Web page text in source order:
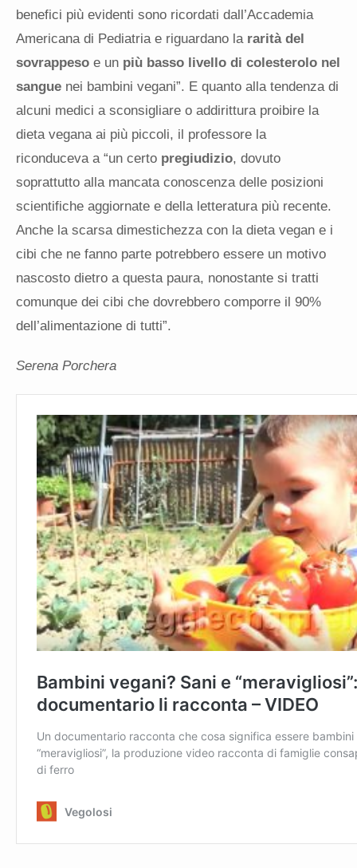
benefici più evidenti sono ricordati dall’Accademia
Americana di Pediatria e riguardano la rarità del
sovrappeso e un più basso livello di colesterolo nel
sangue nei bambini vegani”. E quanto alla tendenza di
alcuni medici a sconsigliare o addirittura proibire la
dieta vegana ai più piccoli, il professore la
riconduceva a “un certo pregiudizio, dovuto
soprattutto alla mancata conoscenza delle posizioni
scientifiche aggiornate e della letteratura più recente.
Anche la scarsa dimestichezza con la dieta vegan e i
cibi che ne fanno parte potrebbero essere un motivo
nascosto dietro a questa paura, nonostante si tratti
comunque dei cibi che dovrebbero comporre il 90%
dell’alimentazione di tutti”.
Serena Porchera